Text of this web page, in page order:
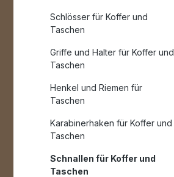
Schlösser für Koffer und
Taschen
Griffe und Halter für Koffer und
Taschen
Henkel und Riemen für
Taschen
Karabinerhaken für Koffer und
Taschen
Schnallen für Koffer und
Taschen